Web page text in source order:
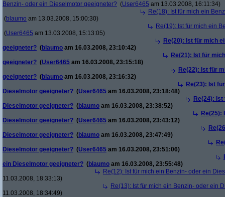
Benzin- oder ein Dieselmotor geeigneter? (User6465 am 13.03.2008, 16:11:34)
Re(18): Ist für mich ein
(blaumo am 13.03.2008, 15:00:30)
Re(19): Ist für mich ein
(User6465 am 13.03.2008, 15:13:05)
Re(20): Ist für mich
geeigneter? (blaumo am 16.03.2008, 23:10:42)
Re(21): Ist für
geeigneter? (User6465 am 16.03.2008, 23:15:18)
Re(22): Ist für
geeigneter? (blaumo am 16.03.2008, 23:16:32)
Re(23): Ist
Dieselmotor geeigneter? (User6465 am 16.03.2008, 23:18:48)
Re(24):
Dieselmotor geeigneter? (blaumo am 16.03.2008, 23:38:52)
Re(25):
Dieselmotor geeigneter? (User6465 am 16.03.2008, 23:43:12)
Dieselmotor geeigneter? (blaumo am 16.03.2008, 23:47:49)
Dieselmotor geeigneter? (User6465 am 16.03.2008, 23:51:06)
ein Dieselmotor geeigneter? (blaumo am 16.03.2008, 23:55:48)
Re(12): Ist für mich ein Benzin- oder ein
11.03.2008, 18:33:13)
Re(13): Ist für mich ein Benzin- oder ein
11.03.2008, 18:34:49)